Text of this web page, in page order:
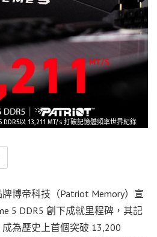
以 13,211 MT/s 打破記憶體頻率世界紀錄
博帝科技（Patriot Memory）宣
5 DDR5 創下成就里程碑，其記
為歷史上首個突破 13,200